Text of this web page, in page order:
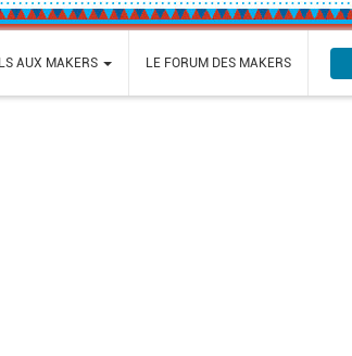
AUX MAKERS LE FORUM DES MAKERS